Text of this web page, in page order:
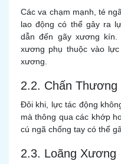
Các va chạm mạnh, té
lao động có thể gây ra
dẫn đến gãy xương
xương phụ thuộc vào
xương.
2.2. Chấn Thương
Đôi khi, lực tác động
mà thông qua các khớp
cú ngã chống tay có thể
2.3. Loãng Xương